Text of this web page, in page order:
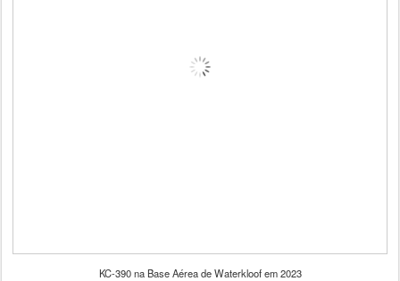
KC-390 na Base Aérea de Waterkloof em 2023